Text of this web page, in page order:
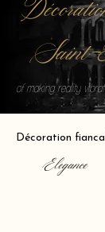
of making reality
Décoration
Elegance